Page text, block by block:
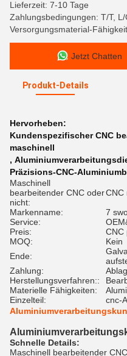
Lieferzeit: 7-10 Tage
Zahlungsbedingungen: T/T, L/
Versorgungsmaterial-
Jetzt Chatten
Produkt-Details
Hervorheben:
Kundenspezifischer CNC
maschinell
,
Präzisions-CNC-
Maschinell
bearbeitender CNC oder
nicht:
CNC
Markenname:
7
Service:
Preis:
CNC
MOQ:
Kein
Ende:
Zahlung:
Herstellungsverfahren::
Materielle Fähigkeiten:
Einzelteil:
cnc-
Schnelle Details:
Maschinell bearbeitender